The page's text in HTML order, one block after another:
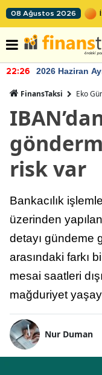
08 Ağustos 2026
22:26 2026 Haziran
FinansTaksi Eko
risk var
Bankacılık
üzerinden
detayı gündeme
arasındaki farkı
mesai saatleri
mağduriyet
Nur Duman